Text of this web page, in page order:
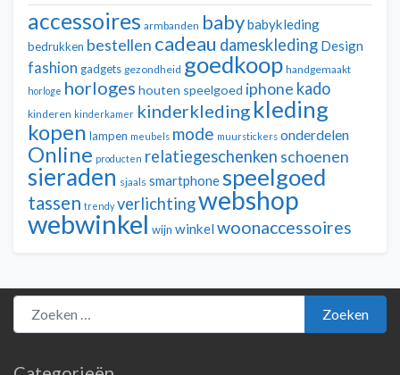
accessoires armbanden babybabykleding
bedrukken bestellen cadeau dameskleding Design
fashion gadgets gezondheid goedkoop handgemaakt
horloge horloges houten speelgoed iphone kado
kinderen kinderkamer kinderkleding kleding
kopen lampen meubels mode muurstickers onderdelen
Online producten relatiegeschenken schoenen
sieraden sjaals smartphonespeelgoed
tassen trendy verlichtingwebshop
webwinkel wijn winkelwoonaccessoires
Zoeken naar:
Zoeken